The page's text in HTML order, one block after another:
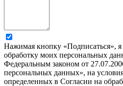
Нажимая кнопку «Подписаться», я
обработку моих персональных
Федеральным законом от
персональных данных», на
определенных в Согласии на